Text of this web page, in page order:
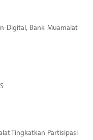
Digital, Bank Muamalat
Tingkatkan Partisipasi